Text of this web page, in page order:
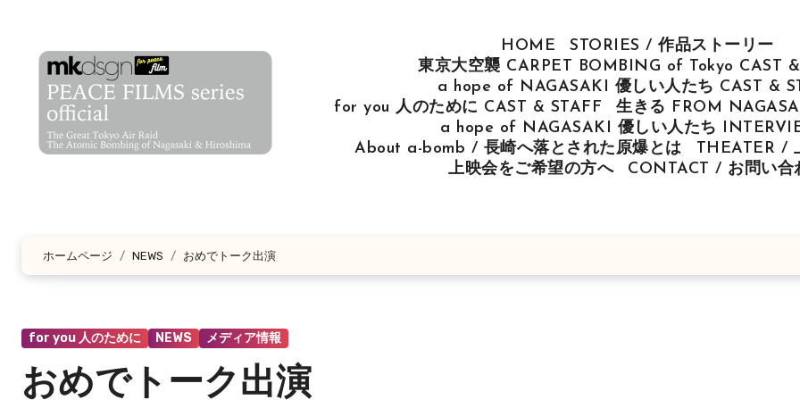
HOME
STORIES / 作品ストーリー
東京大空襲 CARPET BOMBING of Tokyo CAST
a hope of NAGASAKI 優しい人たち CAST &
for you 人のために CAST & STAFF
生きる FROM
a hope of NAGASAKI 優しい人たち
About a-bomb / 長崎へ落とされた原爆とは
THEATER /
上映会をご希望の方へ
CONTACT / お問い合
ホームページ NEWS おめでトーク出演
for you 人のために NEWS メディア情報
おめでトーク出演